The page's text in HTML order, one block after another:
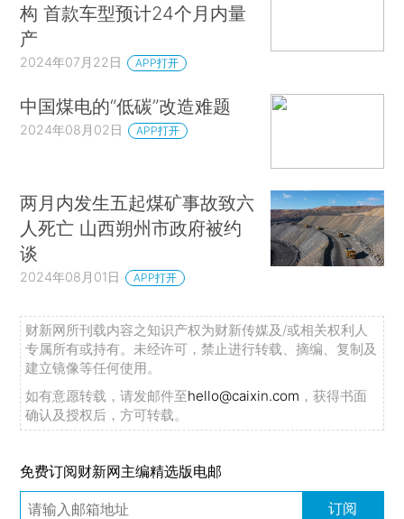
构 首款车型预计24个月内量
产
2024年07月22日 APP打开
中国煤电的“低碳”改造难题
2024年08月02日 APP打开
两月内发生五起煤矿事故致六
人死亡 山西朔州市政府被约
谈
2024年08月01日 APP打开
财新网所刊载内容之知识产权为财新传媒及/或相关权利人
专属所有或持有。未经许可，禁止进行转载、摘编、复制及
建立镜像等任何使用。
如有意愿转载，请发邮件至hello@caixin.com ，获得书面
确认及授权后，方可转载。
免费订阅财新网主编精选版电邮
订阅